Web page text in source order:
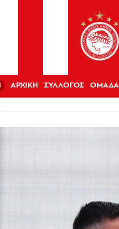
ΑΡΧΙΚΗ ΣΥΛΛΟΓΟΣ ΟΜΑΔΑ